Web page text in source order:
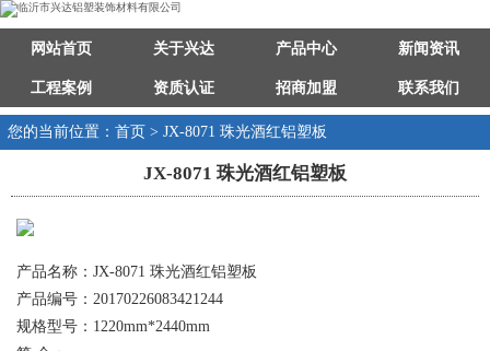
网站首页 关于兴达 产品中心 新闻资讯
工程案例 资质认证 招商加盟 联系我们
您的当前位置：首页 > JX-8071 珠光酒红铝塑板
JX-8071 珠光酒红铝塑板
产品名称：JX-8071 珠光酒红铝塑板
产品编号：20170226083421244
规格型号：1220mm*2440mm